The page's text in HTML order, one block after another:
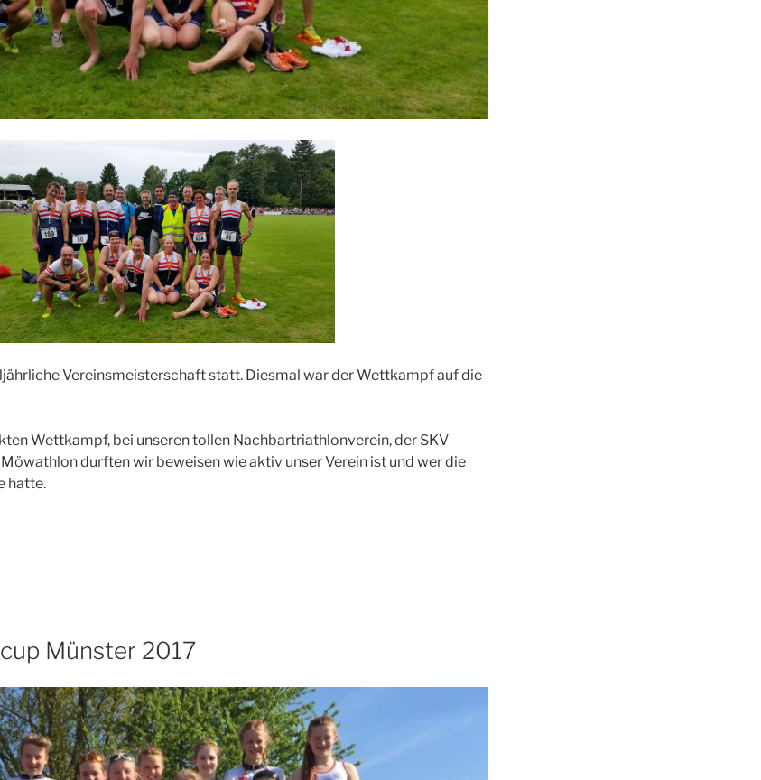
Vereinsmeisterschaft statt. Diesmal war der Wettkampf auf die
Wettkampf, bei unseren tollen Nachbartriathlonverein, der SKV
durften wir beweisen wie aktiv unser Verein ist und wer die
hatte.
Münster 2017